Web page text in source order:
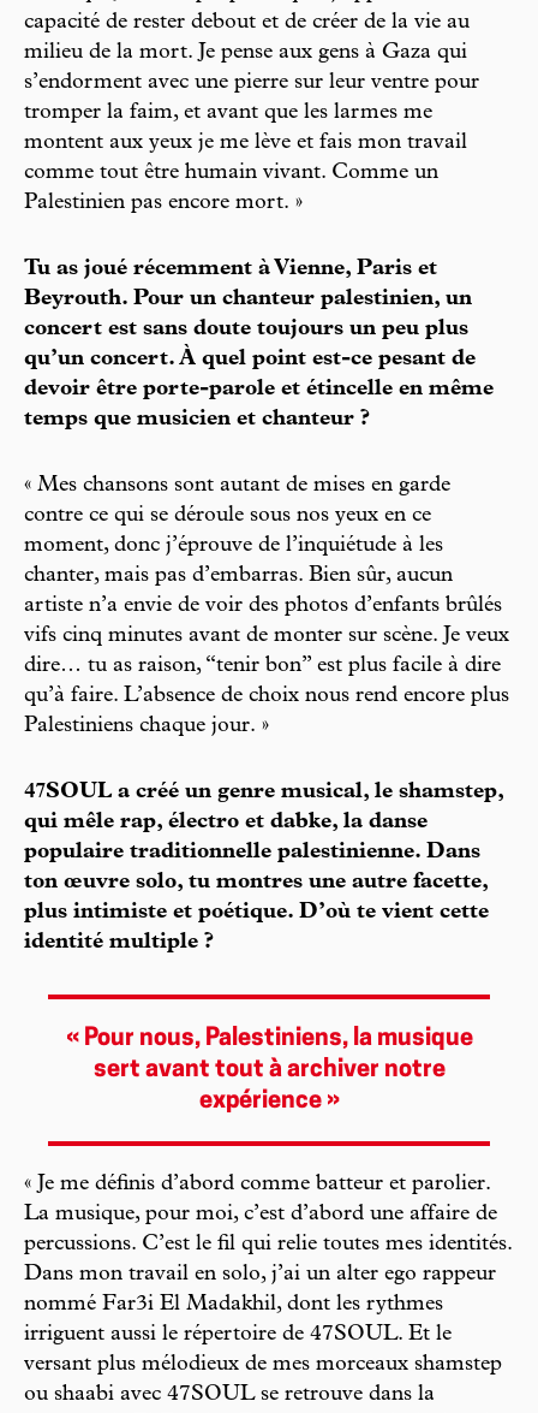
capacité de rester debout et de créer de la vie au
milieu de la mort. Je pense aux gens à Gaza qui
s’endorment avec une pierre sur leur ventre pour
tromper la faim, et avant que les larmes me
montent aux yeux je me lève et fais mon travail
comme tout être humain vivant. Comme un
Palestinien pas encore mort. »
Tu as joué récemment à Vienne, Paris et
Beyrouth. Pour un chanteur palestinien, un
concert est sans doute toujours un peu plus
qu’un concert. À quel point est-ce pesant de
devoir être porte-parole et étincelle en même
temps que musicien et chanteur ?
« Mes chansons sont autant de mises en garde
contre ce qui se déroule sous nos yeux en ce
moment, donc j’éprouve de l’inquiétude à les
chanter, mais pas d’embarras. Bien sûr, aucun
artiste n’a envie de voir des photos d’enfants brûlés
vifs cinq minutes avant de monter sur scène. Je veux
dire… tu as raison, “tenir bon” est plus facile à dire
qu’à faire. L’absence de choix nous rend encore plus
Palestiniens chaque jour. »
47SOUL a créé un genre musical, le shamstep,
qui mêle rap, électro et dabke, la danse
populaire traditionnelle palestinienne. Dans
ton œuvre solo, tu montres une autre facette,
plus intimiste et poétique. D’où te vient cette
identité multiple ?
« Pour nous, Palestiniens, la musique
sert avant tout à archiver notre
expérience »
« Je me définis d’abord comme batteur et parolier.
La musique, pour moi, c’est d’abord une affaire de
percussions. C’est le fil qui relie toutes mes identités.
Dans mon travail en solo, j’ai un alter ego rappeur
nommé Far3i El Madakhil, dont les rythmes
irriguent aussi le répertoire de 47SOUL. Et le
versant plus mélodieux de mes morceaux shamstep
ou shaabi avec 47SOUL se retrouve dans la